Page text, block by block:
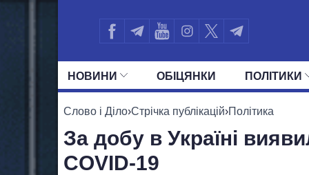
НОВИНИ ОБIЦЯНКИ ПОЛIТИКИ
УСІ ПОЛІТИКИ ПРЕЗИДЕНТ І ОФІС
Слово і Діло›Стрічка публікацій›Політика
За добу в Україні
COVID-19